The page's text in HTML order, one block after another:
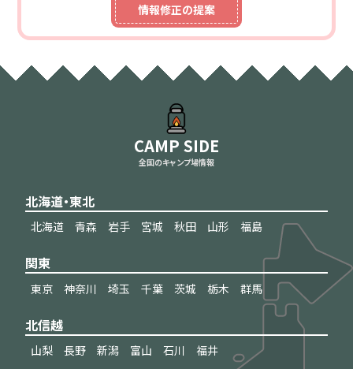
情報修正の提案
CAMP SIDE
全国のキャンプ場情報
北海道・東北
北海道 青森 岩手 宮城 秋田 山形 福島
関東
東京 神奈川 埼玉 千葉 茨城 栃木 群馬
北信越
山梨 長野 新潟 富山 石川 福井